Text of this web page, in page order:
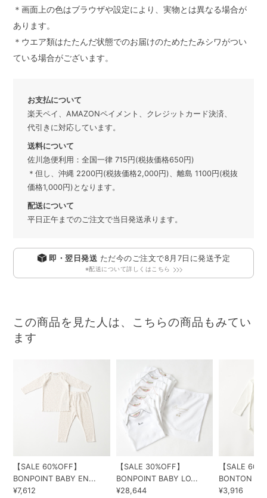
＊画面上の色はブラウザや設定により、実物とは異なる場合が
あります。
＊ウエア類はたたんだ状態でのお届けのためたたみシワがつい
ている場合がございます。
お支払について
楽天ペイ、AMAZONペイメント、クレジットカード決済、
代引きに対応しています。
送料について
佐川急便利用：全国一律 715円(税抜価格650円)
＊但し、沖縄 2200円(税抜価格2,000円)、離島 1100円(税抜
価格1,000円)となります。
配送について
平日正午までのご注文で当日発送承ります。
即・翌日発送 ただ今のご注文で8月7日 に発送予定
※配送について詳しくはこちら
この商品を見た人は、こちらの商品もみてい
ます
【SALE 60%OFF】
BONPOINT BABY EN...
¥7,612
【SALE 30%OFF】
BONPOINT BABY LO...
¥28,644
【SALE
BONTON
¥3,916